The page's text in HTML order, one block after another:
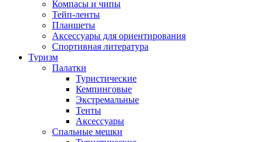
Компасы и чипы
Тейп-ленты
Планшеты
Аксессуары для ориентирования
Спортивная литература
Туризм
Палатки
Туристические
Кемпинговые
Экстремальные
Тенты
Аксессуары
Спальные мешки